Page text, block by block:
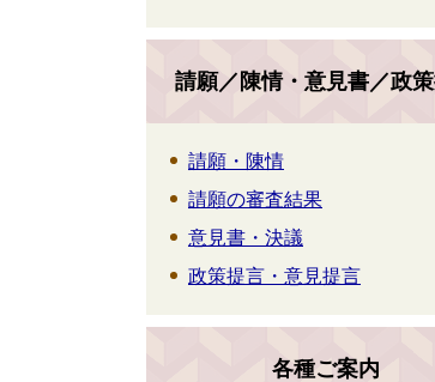
請願／陳情・意見書／政
請願・陳情
請願の審査結果
意見書・決議
政策提言・意見提言
各種ご案内